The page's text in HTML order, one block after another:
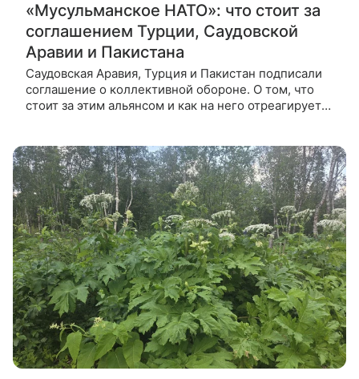
«Мусульманское НАТО»: что стоит за
соглашением Турции, Саудовской
Аравии и Пакистана
Саудовская Аравия, Турция и Пакистан подписали
соглашение о коллективной обороне. О том, что
стоит за этим альянсом и как на него отреагирует